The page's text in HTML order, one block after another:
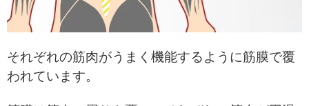
それぞれの筋肉がうまく機能するように筋膜で覆
われています。